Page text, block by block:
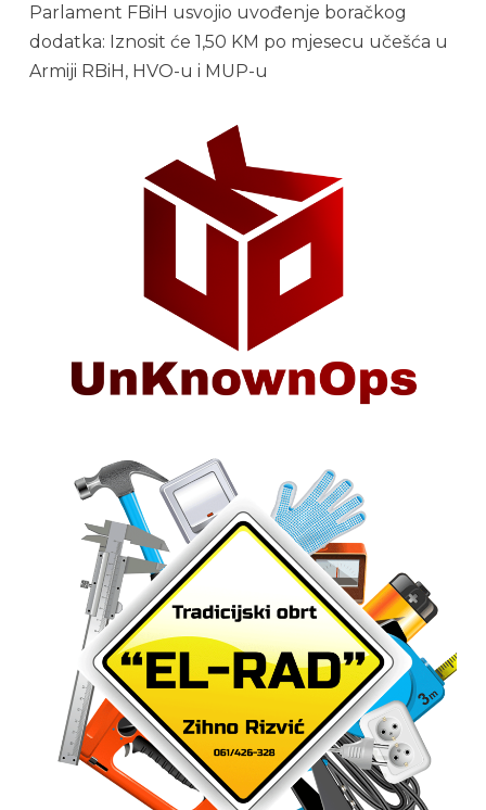
Parlament FBiH usvojio uvođenje boračkog
dodatka: Iznosit će 1,50 KM po mjesecu učešća u
Armiji RBiH, HVO-u i MUP-u